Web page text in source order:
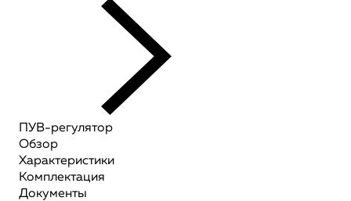
ПУВ-регулятор
Обзор
Характеристики
Комплектация
Документы